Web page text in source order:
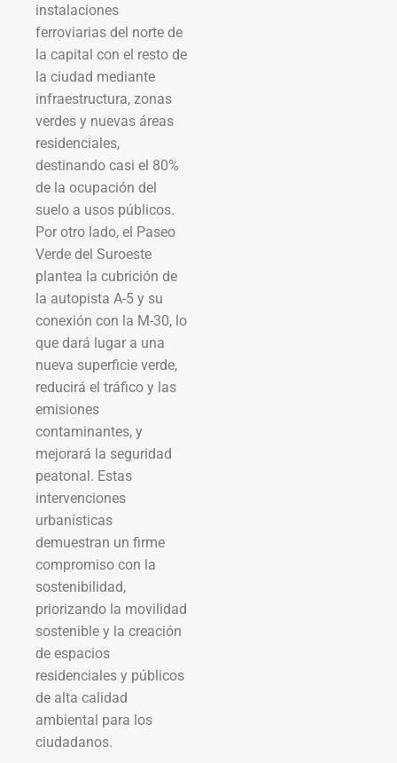
instalaciones
ferroviarias del norte de
la capital con el resto de
la ciudad mediante
infraestructura, zonas
verdes y nuevas áreas
residenciales,
destinando casi el 80%
de la ocupación del
suelo a usos públicos.
Por otro lado, el Paseo
Verde del Suroeste
plantea la cubrición de
la autopista A-5 y su
conexión con la M-30, lo
que dará lugar a una
nueva superficie verde,
reducirá el tráfico y las
emisiones
contaminantes, y
mejorará la seguridad
peatonal. Estas
intervenciones
urbanísticas
demuestran un firme
compromiso con la
sostenibilidad,
priorizando la movilidad
sostenible y la creación
de espacios
residenciales y públicos
de alta calidad
ambiental para los
ciudadanos.